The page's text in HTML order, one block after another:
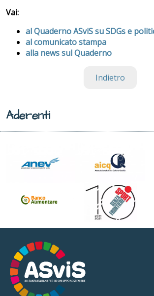
Vai:
al Quaderno ASviS su SDGs e
al comunicato stampa
alla news sul Quaderno
Indietro
Aderenti